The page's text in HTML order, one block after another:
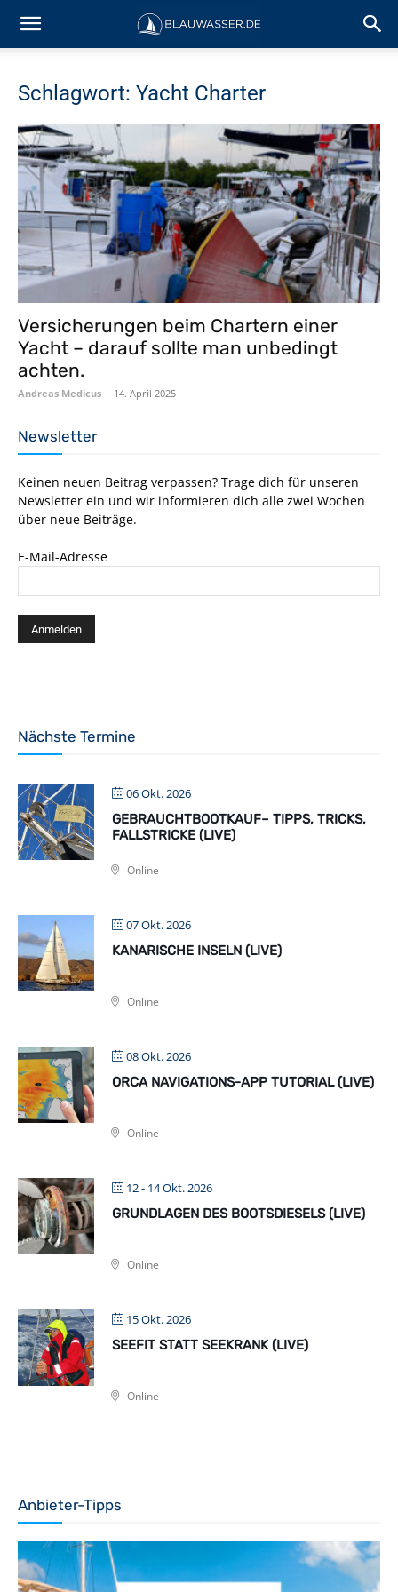
Schlagwort: Yacht Charter
Versicherungen beim Chartern einer
Yacht – darauf sollte man unbedingt
achten.
Andreas Medicus - 14. April 2025
Newsletter
Keinen neuen Beitrag verpassen? Trage dich für unseren
Newsletter ein und wir informieren dich alle zwei Wochen
über neue Beiträge.
E-Mail-Adresse
Nächste Termine
06 Okt. 2026
GEBRAUCHTBOOTKAUF– TIPPS, TRICKS,
FALLSTRICKE (LIVE)
Online
07 Okt. 2026
KANARISCHE INSELN (LIVE)
Online
08 Okt. 2026
ORCA NAVIGATIONS-APP TUTORIAL (LIVE)
Online
12 - 14 Okt. 2026
GRUNDLAGEN DES BOOTSDIESELS (LIVE)
Online
15 Okt. 2026
SEEFIT STATT SEEKRANK (LIVE)
Online
Anbieter-Tipps